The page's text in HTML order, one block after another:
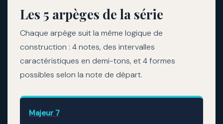
Les 5 arpèges de la série
Chaque arpège suit la même logique de
construction : 4 notes, des intervalles
caractéristiques en demi-tons, et 4 formes
possibles selon la note de départ.
Majeur 7